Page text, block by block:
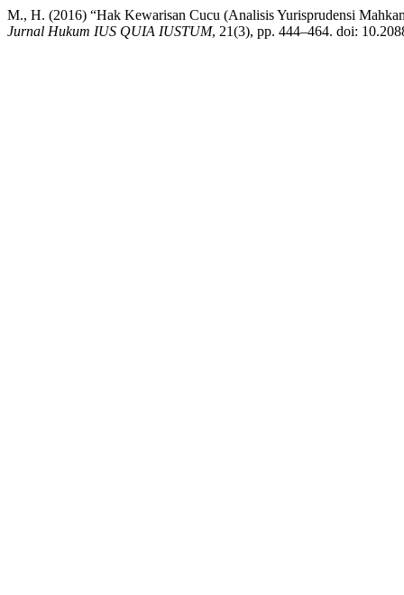
M., H. (2016) “Hak Kewarisan Cucu (Analisis Yurisprudensi
Jurnal Hukum IUS QUIA IUSTUM, 21(3), pp. 444–464. doi: